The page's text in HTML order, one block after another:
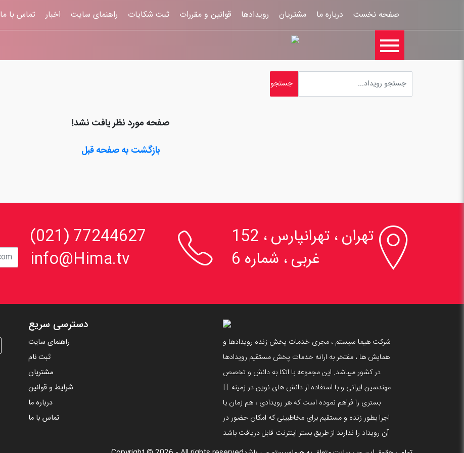
صفحه نخست درباره ما مشتریان رویدادها قوانين و مقررات ثبت شکایات راهنمای سایت اخبار تماس با ما

صفحه مورد نظر یافت نشد!
بازگشت به صفحه قبل

تهران ، تهرانپارس ، 152
غربی ، شماره 6

77244627 (021)
info@Hima.tv
شرکت هیما سیستم ، مجری خدمات پخش زنده رویدادها و
همایش ها ، مفتخر به ارانه خدمات پخش مستقیم رویدادها
در کشور میباشد. این مجموعه با اتکا به دانش و تخصص
مهندسین ایرانی و با استفاده از دانش های نوین در زمینه IT
بستری را فراهم نموده است که هر رویدادی ، هم زمان با
اجرا بطور زنده و مستقیم برای مخاطبینی که امکان حضور در
آن رویداد را ندارند از طریق بستر اینترنت قابل دریافت باشد
دسترسی سریع
راهنمای سایت
ثبت نام
مشتریان
شرایط و قوانین
درباره ما
تماس با ما